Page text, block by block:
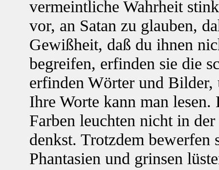
vermeintliche Wahrheit
vor, an Satan zu glauben,
Gewißheit, daß du ihnen
begreifen, erfinden sie die
erfinden Wörter und Bilder,
Ihre Worte kann man
Farben leuchten nicht in
denkst. Trotzdem
Phantasien und grinsen